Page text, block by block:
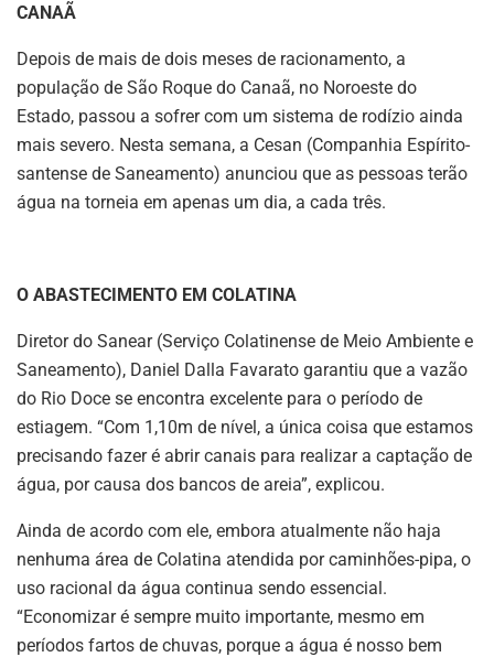
CANAÃ
Depois de mais de dois meses de racionamento, a
população de São Roque do Canaã, no Noroeste do
Estado, passou a sofrer com um sistema de rodízio ainda
mais severo. Nesta semana, a Cesan (Companhia Espírito-
santense de Saneamento) anunciou que as pessoas terão
água na torneia em apenas um dia, a cada três.
O ABASTECIMENTO EM COLATINA
Diretor do Sanear (Serviço Colatinense de Meio Ambiente e
Saneamento), Daniel Dalla Favarato garantiu que a vazão
do Rio Doce se encontra excelente para o período de
estiagem. “Com 1,10m de nível, a única coisa que estamos
precisando fazer é abrir canais para realizar a captação de
água, por causa dos bancos de areia”, explicou.
Ainda de acordo com ele, embora atualmente não haja
nenhuma área de Colatina atendida por caminhões-pipa, o
uso racional da água continua sendo essencial.
“Economizar é sempre muito importante, mesmo em
períodos fartos de chuvas, porque a água é nosso bem